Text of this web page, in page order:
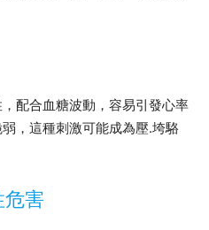
配合血糖波動，容易引發心率
，這種刺激可能成為壓.垮駱
危害